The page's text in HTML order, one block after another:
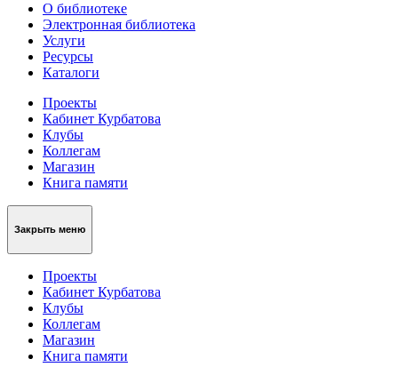
О библиотеке
Электронная библиотека
Услуги
Ресурсы
Каталоги
Проекты
Кабинет Курбатова
Клубы
Коллегам
Магазин
Книга памяти
Закрыть меню
Проекты
Кабинет Курбатова
Клубы
Коллегам
Магазин
Книга памяти